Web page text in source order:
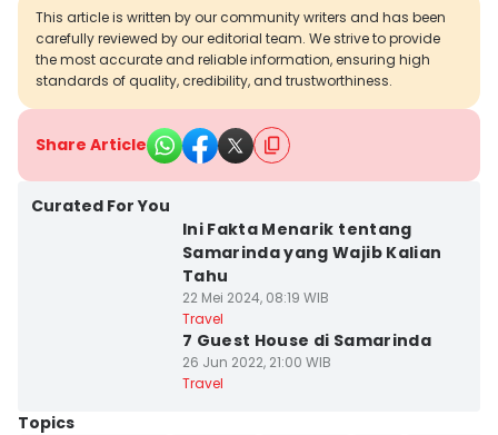
This article is written by our community writers and has been
carefully reviewed by our editorial team. We strive to provide
the most accurate and reliable information, ensuring high
standards of quality, credibility, and trustworthiness.
Share Article
Curated For You
Ini Fakta Menarik tentang
Samarinda yang Wajib Kalian
Tahu
22 Mei 2024, 08:19 WIB
Travel
7 Guest House di Samarinda
26 Jun 2022, 21:00 WIB
Travel
Topics